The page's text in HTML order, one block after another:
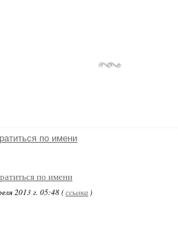
по имени
по имени
2013 г. 05:48 (ссылка )